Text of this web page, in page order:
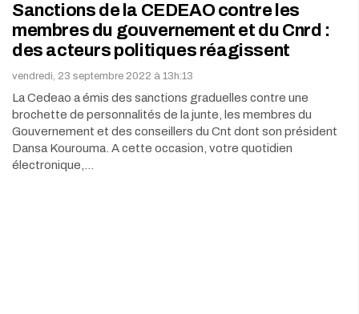
Sanctions de la CEDEAO contre les
membres du gouvernement et du Cnrd :
des acteurs politiques réagissent
vendredi, 23 septembre 2022 à 13h:13
La Cedeao a émis des sanctions graduelles contre une
brochette de personnalités de la junte, les membres du
Gouvernement et des conseillers du Cnt dont son président
Dansa Kourouma. A cette occasion, votre quotidien
électronique,…